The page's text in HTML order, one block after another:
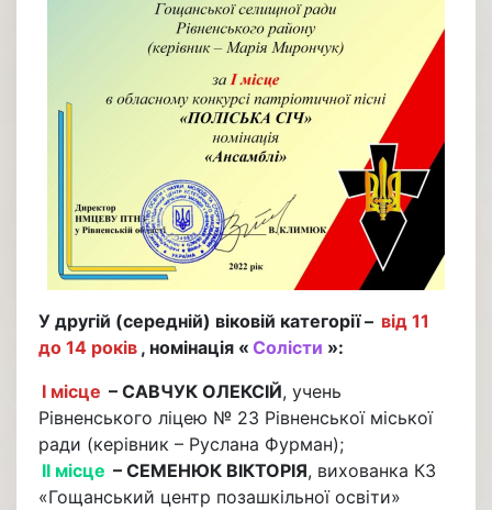
У другій (середній) віковій категорії – від 11
до 14 років , номінація « Солісти »:
І місце – САВЧУК ОЛЕКСІЙ, учень
Рівненського ліцею № 23 Рівненської міської
ради (керівник – Руслана Фурман);
ІІ місце – СЕМЕНЮК ВІКТОРІЯ, вихованка КЗ
«Гощанський центр позашкільної освіти»